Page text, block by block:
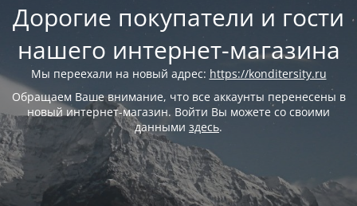
Дорогие покупатели и гости
нашего интернет-магазина
Мы переехали на новый адрес: https://konditersity.ru
Обращаем Ваше внимание, что все аккаунты перенесены в
новый интернет-магазин. Войти Вы можете со своими
данными здесь.